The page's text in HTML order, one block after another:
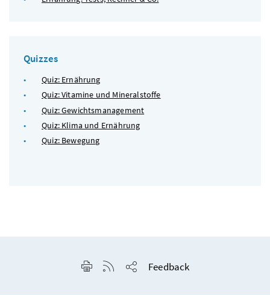
Quizzes
Quiz: Ernährung
Quiz: Vitamine und Mineralstoffe
Quiz: Gewichtsmanagement
Quiz: Klima und Ernährung
Quiz: Bewegung
Seite drucken
RSS-Feed anzeigen
Feedback